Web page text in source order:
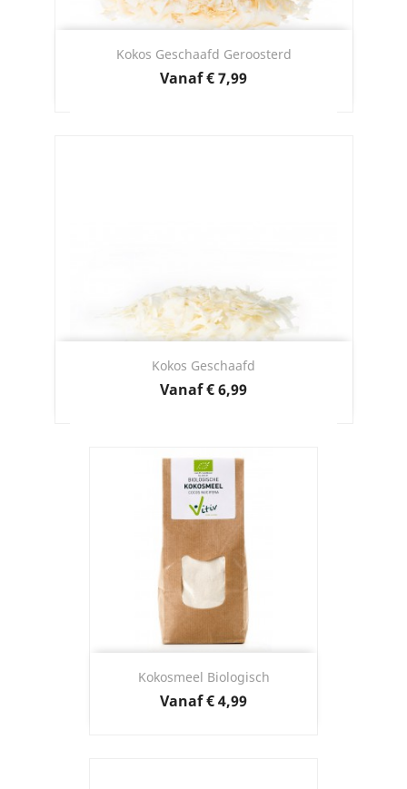
Kokos Geschaafd Geroosterd
VanafPrijs
€ 7,99
Kokos Geschaafd
VanafPrijs
€ 6,99
Kokosmeel Biologisch
VanafPrijs
€ 4,99